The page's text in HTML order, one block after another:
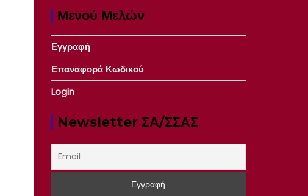
Μενού Μελών
Εγγραφή
Επαναφορά Κωδικού
Login
Newsletter ΣΑ/ΣΣΑΣ